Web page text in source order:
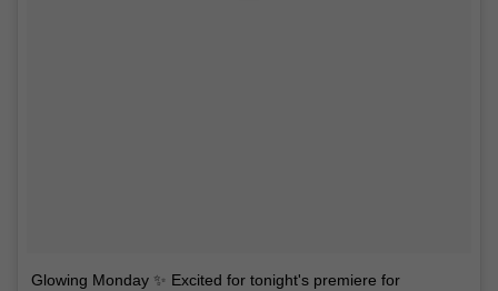
Glowing Monday ✨ Excited for tonight's premiere for